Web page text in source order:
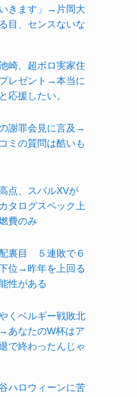
きます」→片岡大
目、センスないな
崎、超ボロ実家住
レゼント→本当に
応援したい。
謝罪会見に言及→
ミの質問は酷いも
点、スバルXVが
タログスペック上
費のみ
裏目 ５連敗で６
位→昨年を上回る
性がある
くベルギー戦敗北
あなたのW杯はア
で終わったんじゃ
ハロウィーンに苦